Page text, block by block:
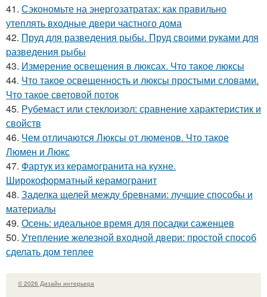
41. Сэкономьте на энергозатратах: как правильно
утеплять входные двери частного дома
42. Пруд для разведения рыбы. Пруд своими руками для
разведения рыбы
43. Измерение освещения в люксах. Что такое люксы
44. Что такое освещенность и люксы простыми словами.
Что такое световой поток
45. Рубемаст или стеклоизол: сравнение характеристик и
свойств
46. Чем отличаются Люксы от люменов. Что такое
Люмен и Люкс
47. Фартук из керамогранита на кухне.
Широкоформатный керамогранит
48. Заделка щелей между бревнами: лучшие способы и
материалы
49. Осень: идеальное время для посадки саженцев
50. Утепление железной входной двери: простой способ
сделать дом теплее
© 2026 Дизайн интерьера